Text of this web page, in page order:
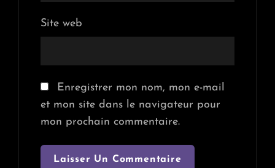
Site web
Enregistrer mon nom, mon e-mail
et mon site dans le navigateur pour
mon prochain commentaire.